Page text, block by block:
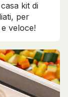
kit di
per
veloce!